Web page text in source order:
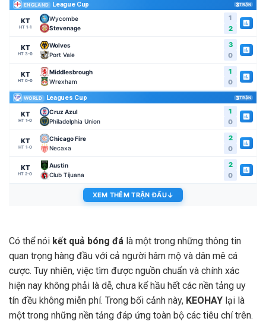
ENGLAND League Cup 3TRẬN
KT
HT 1-1
Wycombe
Stevenage
1
2
KT
HT 3-0
Wolves
Port Vale
3
0
KT
HT 0-0
Middlesbrough
Wrexham
1
0
WORLD Leagues Cup 3TRẬN
KT
HT 1-0
Cruz Azul
Philadelphia Union
1
0
KT
HT 1-0
Chicago Fire
Necaxa
2
0
KT
HT 2-0
Austin
Club Tijuana
2
0
XEM THÊM TRẬN ĐẤU↓
Có thể nói kết quả bóng đá là một trong những thông tin
quan trọng hàng đầu với cả người hâm mộ và dân mê cá
cược. Tuy nhiên, việc tìm được nguồn chuẩn và chính xác
hiện nay không phải là dễ, chưa kể hầu hết các nền tảng uy
tín đều không miễn phí. Trong bối cảnh này, KEOHAY lại là
một trong những nền tảng đáp ứng toàn bộ các tiêu chí trên.